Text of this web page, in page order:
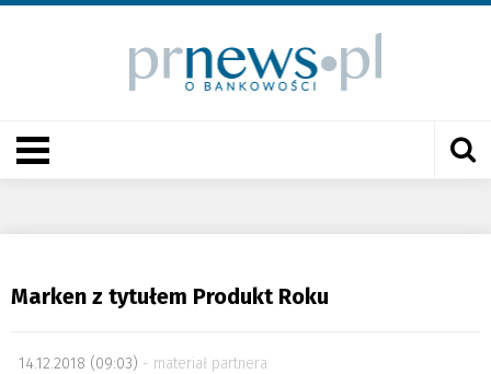
Marken z tytułem Produkt Roku
14.12.2018 (09:03) materiał partnera